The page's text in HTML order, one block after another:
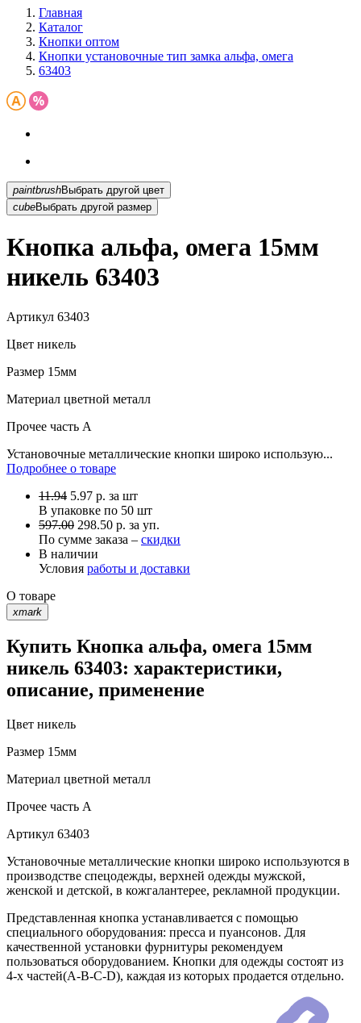
Главная
Каталог
Кнопки оптом
Кнопки установочные тип замка альфа, омега
63403
paintbrush
Выбрать другой цвет
cubeВыбрать другой размер
Кнопка альфа, омега 15мм
никель 63403
Артикул 63403
Цвет никель
Размер 15мм
Материал цветной металл
Прочее часть A
Установочные металлические кнопки широко использую...
Подробнее о товаре
11.94 5.97 р. за шт
В упаковке по 50 шт
597.00 298.50 р. за уп.
По сумме заказа – скидки
В наличии
Условия работы и доставки
О товаре
xmark
Купить Кнопка альфа, омега 15мм
никель 63403: характеристики,
описание, применение
Цвет никель
Размер 15мм
Материал цветной металл
Прочее часть A
Артикул 63403
Установочные металлические кнопки широко используются в
производстве спецодежды, верхней одежды мужской,
женской и детской, в кожгалантерее, рекламной продукции.
Представленная кнопка устанавливается с помощью
специального оборудования: пресса и пуансонов. Для
качественной установки фурнитуры рекомендуем
пользоваться оборудованием. Кнопки для одежды состоят из
4-х частей(А-В-С-D), каждая из которых продается отдельно.